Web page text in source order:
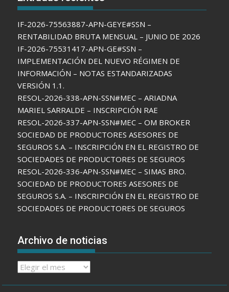
IF-2026-75563887-APN-GEYE#SSN –
RENTABILIDAD BRUTA MENSUAL – JUNIO DE 2026
IF-2026-75531417-APN-GE#SSN –
IMPLEMENTACIÓN DEL NUEVO RÉGIMEN DE
INFORMACIÓN – NOTAS ESTANDARIZADAS
VERSIÓN 1.1.
RESOL-2026-338-APN-SSN#MEC – ARIADNA
MARIEL SARRALDE – INSCRIPCIÓN RAE
RESOL-2026-337-APN-SSN#MEC – OM BROKER
SOCIEDAD DE PRODUCTORES ASESORES DE
SEGUROS S.A. – INSCRIPCIÓN EN EL REGISTRO DE
SOCIEDADES DE PRODUCTORES DE SEGUROS
RESOL-2026-336-APN-SSN#MEC – SIMAS BRO.
SOCIEDAD DE PRODUCTORES ASESORES DE
SEGUROS S.A. – INSCRIPCIÓN EN EL REGISTRO DE
SOCIEDADES DE PRODUCTORES DE SEGUROS
Archivo de noticias
Archivo